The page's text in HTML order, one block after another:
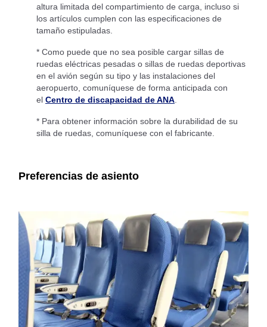
altura limitada del compartimiento de carga, incluso si
los artículos cumplen con las especificaciones de
tamaño estipuladas.
* Como puede que no sea posible cargar sillas de
ruedas eléctricas pesadas o sillas de ruedas deportivas
en el avión según su tipo y las instalaciones del
aeropuerto, comuníquese de forma anticipada con
el Centro de discapacidad de ANA
* Para obtener información sobre la durabilidad de su
silla de ruedas, comuníquese con el fabricante.
Preferencias de asiento